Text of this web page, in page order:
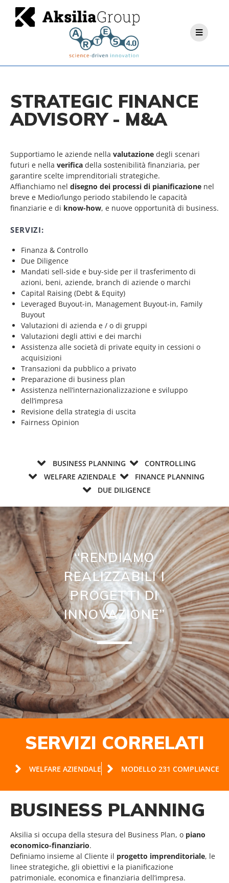
STRATEGIC FINANCE
ADVISORY - M&A
Supportiamo le aziende nella valutazione degli scenari
futuri e nella verifica della sostenibilità finanziaria, per
garantire scelte imprenditoriali strategiche.
Affianchiamo nel disegno dei processi di pianificazione nel
breve e Medio/lungo periodo stabilendo le capacità
finanziarie e di know-how, e nuove opportunità di business.
SERVIZI:
Finanza & Controllo
Due Diligence
Mandati sell-side e buy-side per il trasferimento di
azioni, beni, aziende, branch di aziende o marchi
Capital Raising (Debt & Equity)
Leveraged Buyout-in, Management Buyout-in, Family
Buyout
Valutazioni di azienda e / o di gruppi
Valutazioni degli attivi e dei marchi
Assistenza alle società di private equity in cessioni o
acquisizioni
Transazioni da pubblico a privato
Preparazione di business plan
Assistenza nell’internazionalizzazione e sviluppo
dell’impresa
Revisione della strategia di uscita
Fairness Opinion
BUSINESS PLANNING
CONTROLLING
WELFARE AZIENDALE
FINANCE PLANNING
DUE DILIGENCE
“RENDIAMO
REALIZZABILI I
PROGETTI DI
INNOVAZIONE”
SERVIZI CORRELATI
WELFARE AZIENDALE MODELLO 231 COMPLIANCE
BUSINESS PLANNING
Aksilia si occupa della stesura del Business Plan, o piano
economico-finanziario.
Definiamo insieme al Cliente il progetto imprenditoriale, le
linee strategiche, gli obiettivi e la pianificazione
patrimoniale, economica e finanziaria dell’impresa.